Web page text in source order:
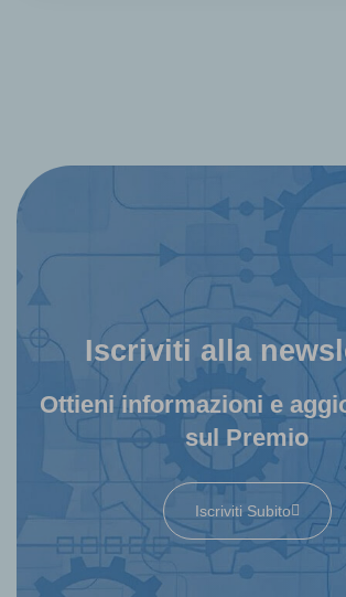
Iscriviti alla
Ottieni informazioni e
sul Premio
Iscriviti Subito